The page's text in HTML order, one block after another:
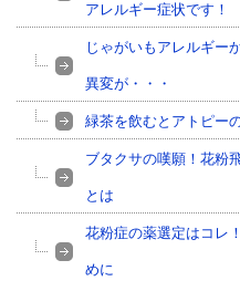
アレルギー症状です！
じゃがいもアレルギー
異変が・・・
緑茶を飲むとアトピー
ブタクサの嘆願！花粉
とは
花粉症の薬選定はコレ
めに